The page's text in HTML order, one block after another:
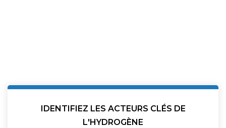
IDENTIFIEZ LES ACTEURS CLÉS DE
L'HYDROGÈNE